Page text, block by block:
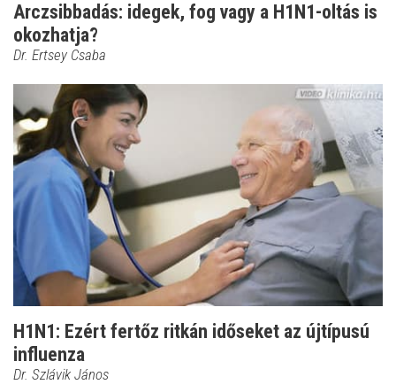
Arczsibbadás: idegek, fog vagy a H1N1-oltás is
okozhatja?
Dr. Ertsey Csaba
H1N1: Ezért fertőz ritkán időseket az újtípusú
influenza
Dr. Szlávik János